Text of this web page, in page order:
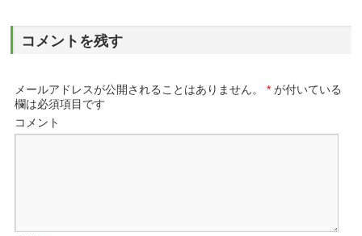
コメントを残す
メールアドレスが公開されることはありません。 * が付いている
欄は必須項目です
コメント